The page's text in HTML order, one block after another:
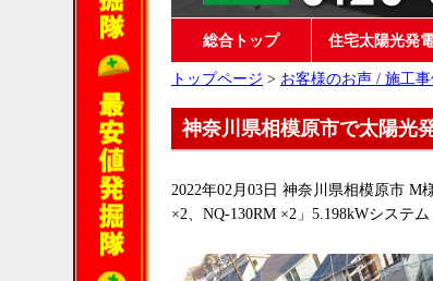
総合トップ 住宅太陽光発
トップページ > お客様のお声 / 施工事
神奈川県相模原市で太陽光
2022年02月03日 神奈川県相模原市 M
×2、NQ-130RM ×2」5.198kWシステ